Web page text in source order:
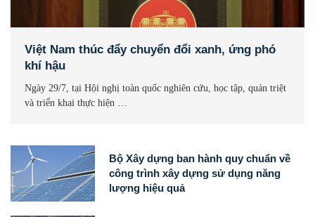
Việt Nam thúc đẩy chuyển đổi xanh, ứng phó
khí hậu
Ngày 29/7, tại Hội nghị toàn quốc nghiên cứu, học tập, quán triệt
và triển khai thực hiện …
Bộ Xây dựng ban hành quy chuẩn về
công trình xây dựng sử dụng năng
lượng hiệu quả